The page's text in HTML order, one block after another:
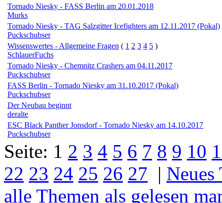
Tornado Niesky - FASS Berlin am 20.01.2018
Murks
Tornado Niesky - TAG Salzgitter Icefighters am 12.11.2017 (Pokal)
Puckschubser
Wissenswertes - Allgemeine Fragen ( 1 2 3 4 5 )
SchlauerFuchs
Tornado Niesky - Chemnitz Crashers am 04.11.2017
Puckschubser
FASS Berlin - Tornado Niesky am 31.10.2017 (Pokal)
Puckschubser
Der Neubau beginnt
deralte
ESC Black Panther Jonsdorf - Tornado Niesky am 14.10.2017
Puckschubser
Seite: 1 2 3 4 5 6 7 8 9 10
22 23 24 25 26 27 | Neues
alle Themen als gelesen